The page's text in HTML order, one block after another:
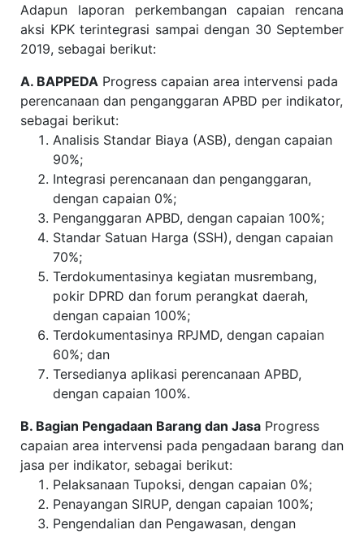
Adapun laporan perkembangan capaian rencana
aksi KPK terintegrasi sampai dengan 30 September
2019, sebagai berikut:
A. BAPPEDA Progress capaian area intervensi pada
perencanaan dan penganggaran APBD per indikator,
sebagai berikut:
Analisis Standar Biaya (ASB), dengan capaian
90%;
Integrasi perencanaan dan penganggaran,
dengan capaian 0%;
Penganggaran APBD, dengan capaian 100%;
Standar Satuan Harga (SSH), dengan capaian
70%;
Terdokumentasinya kegiatan musrembang,
pokir DPRD dan forum perangkat daerah,
dengan capaian 100%;
Terdokumentasinya RPJMD, dengan capaian
60%; dan
Tersedianya aplikasi perencanaan APBD,
dengan capaian 100%.
B. Bagian Pengadaan Barang dan Jasa Progress
capaian area intervensi pada pengadaan barang dan
jasa per indikator, sebagai berikut:
Pelaksanaan Tupoksi, dengan capaian 0%;
Penayangan SIRUP, dengan capaian 100%;
Pengendalian dan Pengawasan, dengan